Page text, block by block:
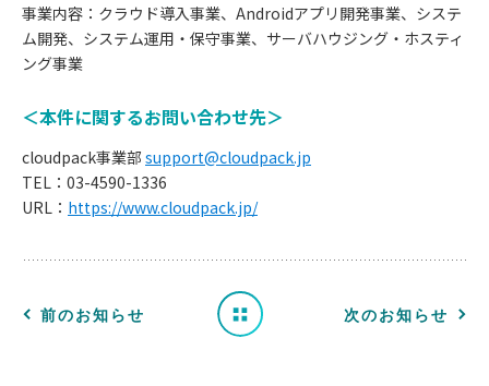
事業内容：クラウド導入事業、Androidアプリ開発事業、システ
ム開発、システム運用・保守事業、サーバハウジング・ホスティ
ング事業
＜本件に関するお問い合わせ先＞
cloudpack事業部 support@cloudpack.jp
TEL：03-4590-1336
URL： https://www.cloudpack.jp/
前のお知らせ
お
ら
せ
一 次のお知らせ